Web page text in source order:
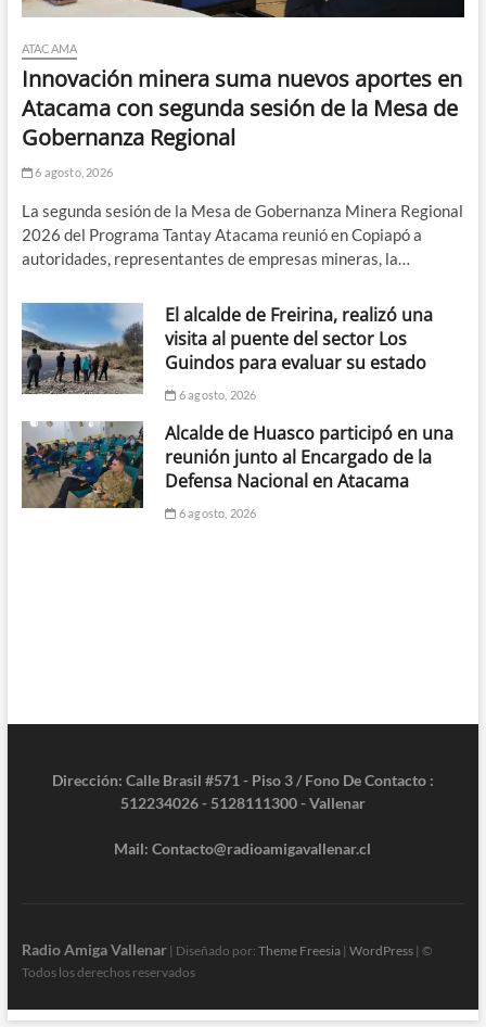
ATACAMA
Innovación minera suma nuevos aportes en
Atacama con segunda sesión de la Mesa de
Gobernanza Regional
6 agosto, 2026
La segunda sesión de la Mesa de Gobernanza Minera Regional
2026 del Programa Tantay Atacama reunió en Copiapó a
autoridades, representantes de empresas mineras, la…
El alcalde de Freirina, realizó una
visita al puente del sector Los
Guindos para evaluar su estado
6 agosto, 2026
Alcalde de Huasco participó en una
reunión junto al Encargado de la
Defensa Nacional en Atacama
6 agosto, 2026
Dirección: Calle Brasil #571 - Piso 3 / Fono De Contacto :
512234026 - 5128111300 - Vallenar
Mail: Contacto@radioamigavallenar.cl
Radio Amiga Vallenar| Diseñado por: Theme Freesia| WordPress| ©
Todos los derechos reservados